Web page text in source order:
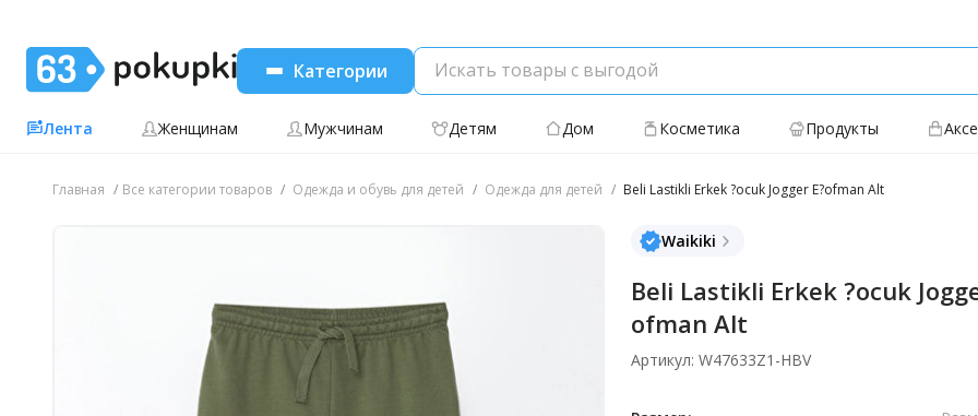
Категории
Лента Женщинам Мужчинам Детям Дом Косметика Продукты
Главная Все категории товаров Одежда и обувь для детей Одежда для детей Beli Lastikli Erkek ?ocuk Jogger E?ofman Alt
Waikiki
Beli Lastikli Erkek ?ocuk
ofman Alt
Артикул: W47633Z1-HBV